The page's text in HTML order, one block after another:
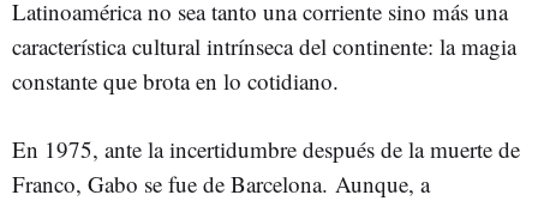
Latinoamérica no sea tanto una corriente sino más una
característica cultural intrínseca del continente: la magia
constante que brota en lo cotidiano.
En 1975, ante la incertidumbre después de la muerte de
Franco, Gabo se fue de Barcelona. Aunque, a